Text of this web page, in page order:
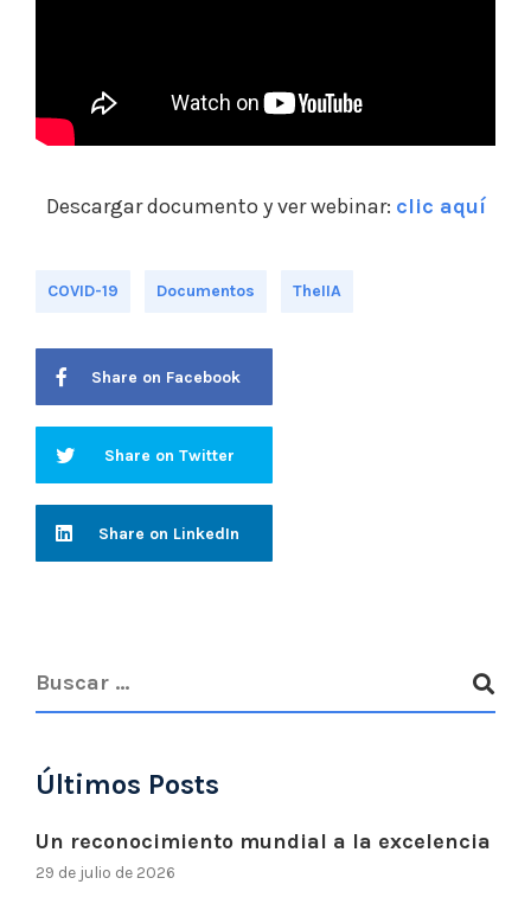
Descargar documento y ver webinar: clic aquí
COVID-19 Documentos TheIIA
Share on Facebook
Share on Twitter
Share on LinkedIn
Últimos Posts
Un reconocimiento mundial a la excelencia
29 de julio de 2026